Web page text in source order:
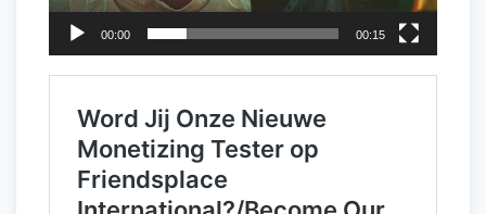
00:00 00:15